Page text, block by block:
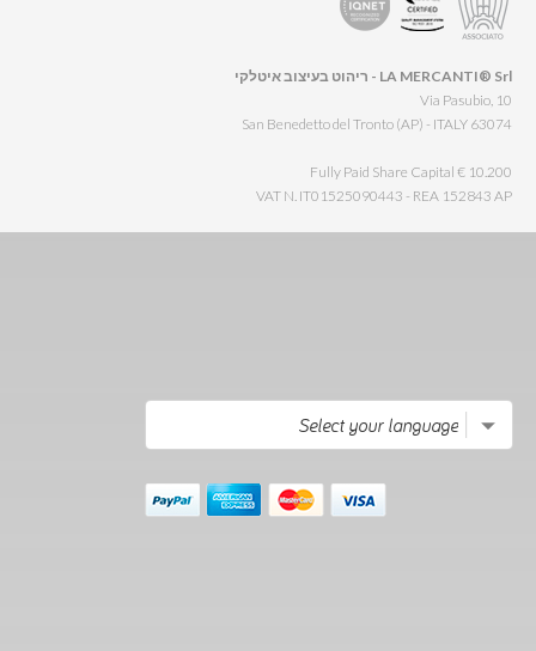
LA MERCANTI® Srl - ריהוט בעיצוב איטלקי
Via Pasubio, 10
63074 San Benedetto del Tronto (AP) - ITALY
Fully Paid Share Capital € 10.200
VAT N. IT01525090443 - REA 152843 AP